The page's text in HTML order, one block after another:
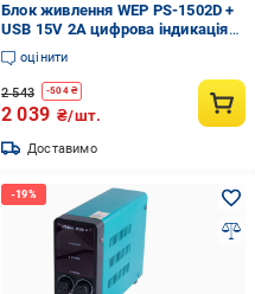
Блок живлення WEP PS-1502D +
USB 15V 2A цифрова індикація
(8-22-20594)
оцінити
2 543 -504₴
2 039 ₴/шт.
Доставимо